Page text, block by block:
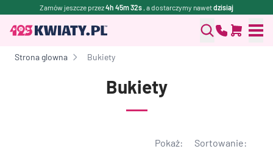
Zamów jeszcze przez4h 45m 31s , a dostarczymy nawetdzisiaj
Strona glowna Bukiety
Bukiety
Pokaż: Sortowanie: